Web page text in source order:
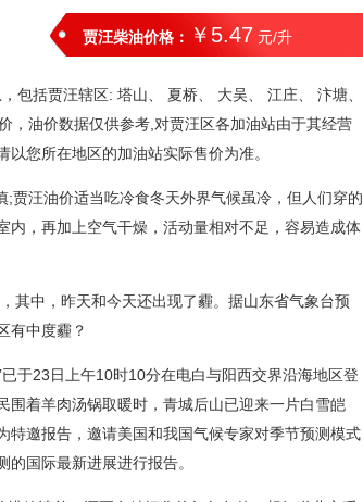
贾汪柴油价格： ￥5.47 元/升
包括贾汪辖区: 塔山、 夏桥、 大吴、 江庄、 汴塘、
，油价数据仅供参考,对贾汪区各加油站由于其经营
您所在地区的加油站实际售价为准。
贾汪油价适当吃冷食冬天外界气候虽冷，但人们穿的
，再加上空气干燥，活动量相对不足，容易造成体
其中，昨天和今天还出现了霾。据山东省气象台预
有中度霾？
于23日上午10时10分在电白与阳西交界沿海地区登
围着羊肉汤锅取暖时，青城后山已迎来一片白雪皑
邀报告，邀请美国和我国气候专家对季节预测模式
国际最新进展进行报告。